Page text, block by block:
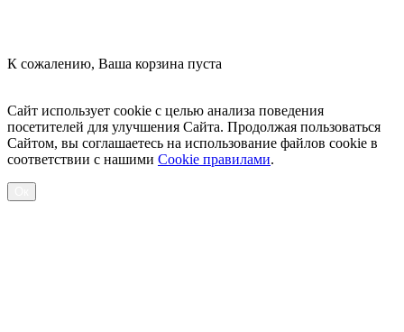
К сожалению, Ваша корзина пуста
Сайт использует cookie с целью анализа поведения
посетителей для улучшения Сайта. Продолжая пользоваться
Сайтом, вы соглашаетесь на использование файлов cookie в
соответствии с нашими Cookiе правилами.